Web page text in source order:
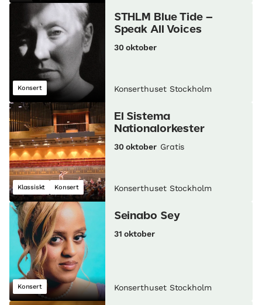
Konsert
STHLM Blue Tide –
Speak All Voices
30 oktober
Konserthuset Stockholm
Klassiskt Konsert
El Sistema
Nationalorkester
30 oktober Gratis
Konserthuset Stockholm
Konsert
Seinabo Sey
31 oktober
Konserthuset Stockholm